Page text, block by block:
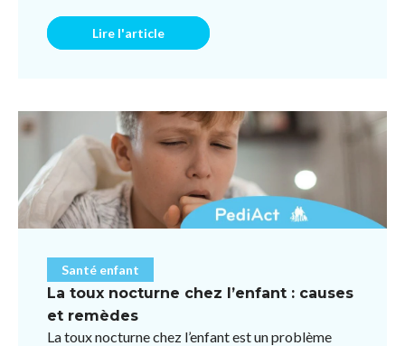
Lire l'article
Santé enfant
La toux nocturne chez l’enfant : causes
et remèdes
La toux nocturne chez l’enfant est un problème